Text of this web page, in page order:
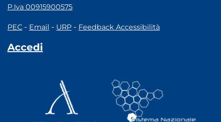
P.Iva 00915900575
PEC - Email - URP - Feedback Accessibilità
Accedi